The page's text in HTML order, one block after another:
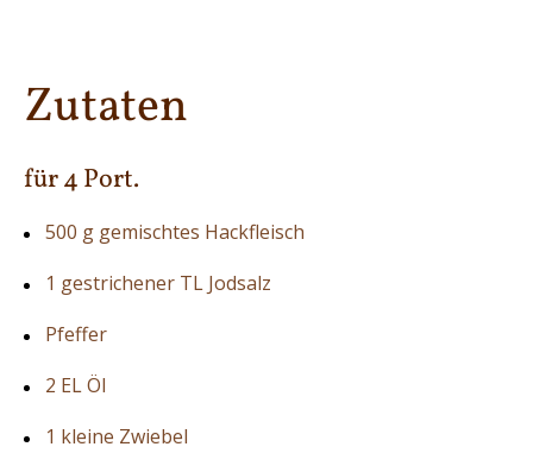
Zutaten
für 4 Port.
500 g gemischtes Hackfleisch
1 gestrichener TL Jodsalz
Pfeffer
2 EL Öl
1 kleine Zwiebel